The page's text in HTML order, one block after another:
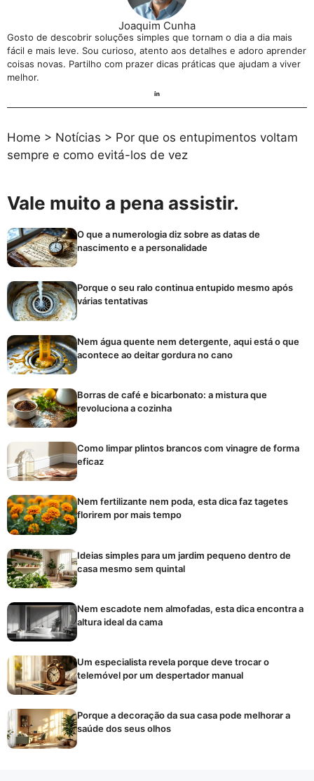
Joaquim Cunha
Gosto de descobrir soluções simples que tornam o dia a dia mais
fácil e mais leve. Sou curioso, atento aos detalhes e adoro aprender
coisas novas. Partilho com prazer dicas práticas que ajudam a viver
melhor.
Home > Notícias > Por que os entupimentos voltam
sempre e como evitá-los de vez
Vale muito a pena assistir.
O que a numerologia diz sobre as datas de
nascimento e a personalidade
Porque o seu ralo continua entupido mesmo após
várias tentativas
Nem água quente nem detergente, aqui está o que
acontece ao deitar gordura no cano
Borras de café e bicarbonato: a mistura que
revoluciona a cozinha
Como limpar plintos brancos com vinagre de forma
eficaz
Nem fertilizante nem poda, esta dica faz tagetes
florirem por mais tempo
Ideias simples para um jardim pequeno dentro de
casa mesmo sem quintal
Nem escadote nem almofadas, esta dica encontra a
altura ideal da cama
Um especialista revela porque deve trocar o
telemóvel por um despertador manual
Porque a decoração da sua casa pode melhorar a
saúde dos seus olhos